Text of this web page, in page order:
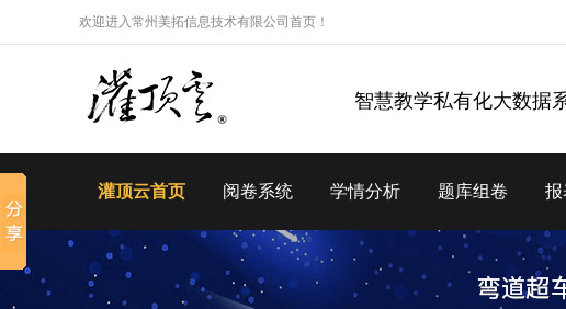
欢迎进入常州美拓信息技术有限公司首页！
智慧教学私有化大数据
灌顶云首页 阅卷系统 学情分析 题库组卷 报